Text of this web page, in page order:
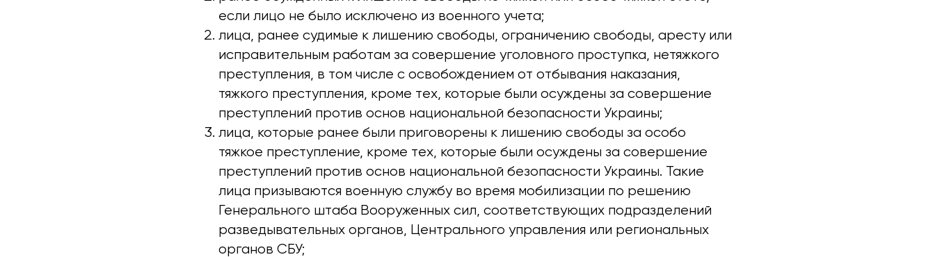
если лицо не было исключено из военного учета;
лица, ранее судимые к лишению свободы, ограничению свободы, аресту или
исправительным работам за совершение уголовного проступка, нетяжкого
преступления, в том числе с освобождением от отбывания наказания,
тяжкого преступления, кроме тех, которые были осуждены за совершение
преступлений против основ национальной безопасности Украины;
лица, которые ранее были приговорены к лишению свободы за особо
тяжкое преступление, кроме тех, которые были осуждены за совершение
преступлений против основ национальной безопасности Украины. Такие
лица призываются военную службу во время мобилизации по решению
Генерального штаба Вооруженных сил, соответствующих подразделений
разведывательных органов, Центрального управления или региональных
органов СБУ;